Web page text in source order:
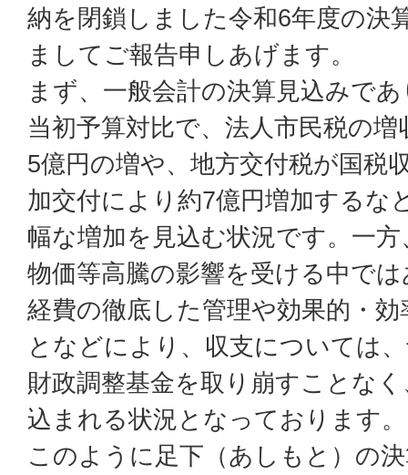
納を閉鎖しました令和6年度の決
ましてご報告申しあげます。
まず、一般会計の決算見込みで
当初予算対比で、法人市民税の
5億円の増や、地方交付税が国税
加交付により約7億円増加するな
幅な増加を見込む状況です。一
物価等高騰の影響を受ける中で
経費の徹底した管理や効果的・
となどにより、収支については
財政調整基金を取り崩すことな
込まれる状況となっております。
このように足下（あしもと）の